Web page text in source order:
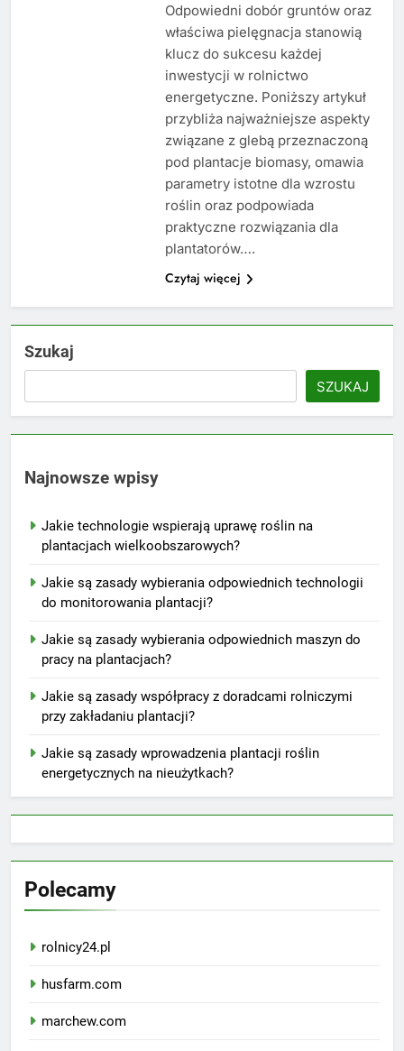
Odpowiedni dobór gruntów oraz
właściwa pielęgnacja stanowią
klucz do sukcesu każdej
inwestycji w rolnictwo
energetyczne. Poniższy artykuł
przybliża najważniejsze aspekty
związane z glebą przeznaczoną
pod plantacje biomasy, omawia
parametry istotne dla wzrostu
roślin oraz podpowiada
praktyczne rozwiązania dla
plantatorów….
Czytaj więcej
Szukaj
SZUKAJ
Najnowsze wpisy
Jakie technologie wspierają uprawę roślin na
plantacjach wielkoobszarowych?
Jakie są zasady wybierania odpowiednich technologii
do monitorowania plantacji?
Jakie są zasady wybierania odpowiednich maszyn do
pracy na plantacjach?
Jakie są zasady współpracy z doradcami rolniczymi
przy zakładaniu plantacji?
Jakie są zasady wprowadzenia plantacji roślin
energetycznych na nieużytkach?
Polecamy
rolnicy24.pl
husfarm.com
marchew.com